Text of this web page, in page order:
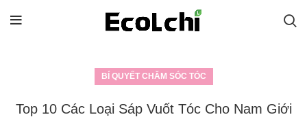
BÍ QUYẾT CHĂM SÓC TÓC
Top 10 Các Loại Sáp Vuốt Tóc Cho Nam Giới